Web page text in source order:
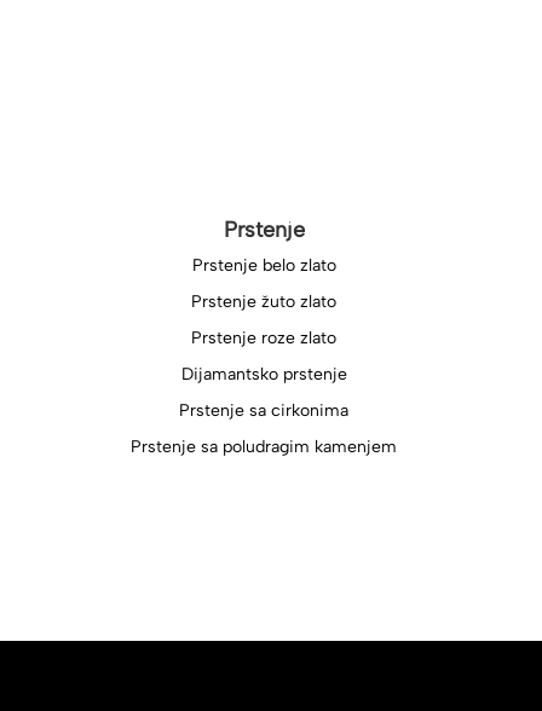
Prstenje
Prstenje belo zlato
Prstenje žuto zlato
Prstenje roze zlato
Dijamantsko prstenje
Prstenje sa cirkonima
Prstenje sa poludragim kamenjem